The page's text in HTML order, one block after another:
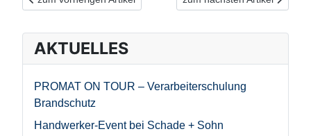
AKTUELLES
PROMAT ON TOUR – Verarbeiterschulung
Brandschutz
Handwerker-Event bei Schade + Sohn